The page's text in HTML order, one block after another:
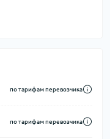
по тарифам перевозчика
по тарифам перевозчика